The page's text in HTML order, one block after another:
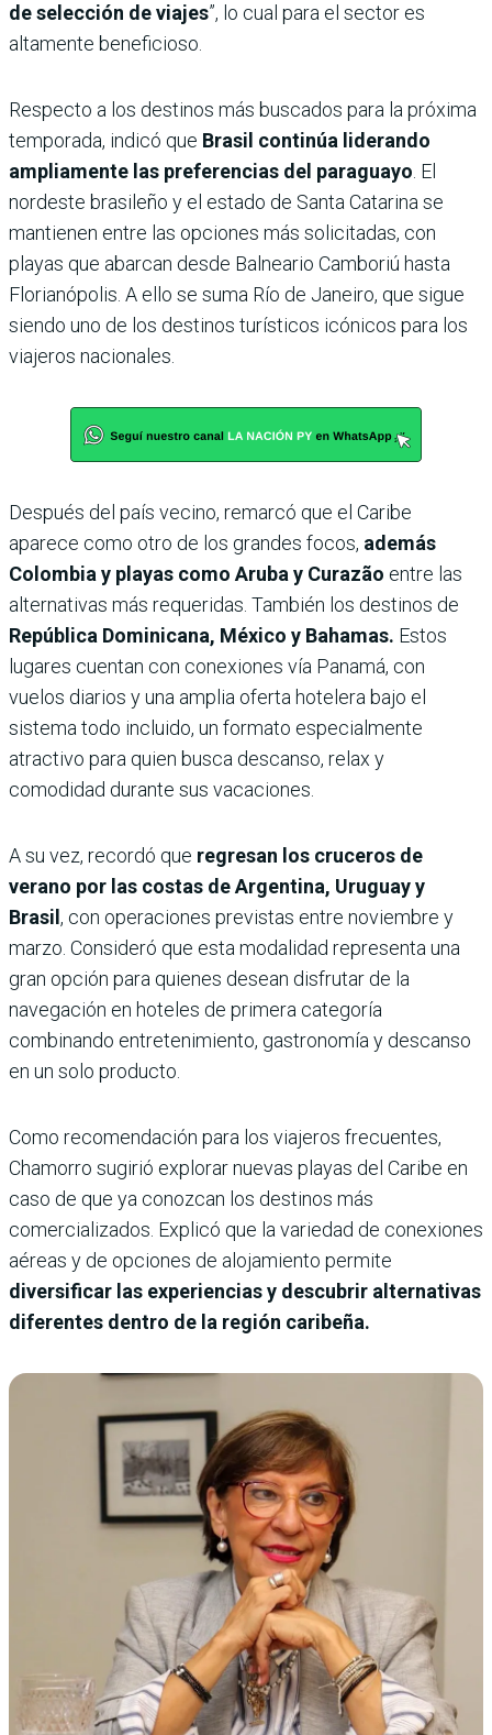
de selección de viajes”, lo cual para el sector es
altamente beneficioso.
Respecto a los destinos más buscados para la próxima
temporada, indicó que Brasil continúa liderando
ampliamente las preferencias del paraguayo. El
nordeste brasileño y el estado de Santa Catarina se
mantienen entre las opciones más solicitadas, con
playas que abarcan desde Balneario Camboriú hasta
Florianópolis. A ello se suma Río de Janeiro, que sigue
siendo uno de los destinos turísticos icónicos para los
viajeros nacionales.
Después del país vecino, remarcó que el Caribe
aparece como otro de los grandes focos, además
Colombia y playas como Aruba y Curazão entre las
alternativas más requeridas. También los destinos de
República Dominicana, México y Bahamas. Estos
lugares cuentan con conexiones vía Panamá, con
vuelos diarios y una amplia oferta hotelera bajo el
sistema todo incluido, un formato especialmente
atractivo para quien busca descanso, relax y
comodidad durante sus vacaciones.
A su vez, recordó que regresan los cruceros de
verano por las costas de Argentina, Uruguay y
Brasil , con operaciones previstas entre noviembre y
marzo. Consideró que esta modalidad representa una
gran opción para quienes desean disfrutar de la
navegación en hoteles de primera categoría
combinando entretenimiento, gastronomía y descanso
en un solo producto.
Como recomendación para los viajeros frecuentes,
Chamorro sugirió explorar nuevas playas del Caribe en
caso de que ya conozcan los destinos más
comercializados. Explicó que la variedad de conexiones
aéreas y de opciones de alojamiento permite
diversificar las experiencias y descubrir alternativas
diferentes dentro de la región caribeña.